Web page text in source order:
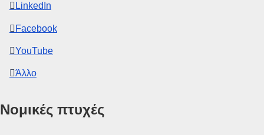
LinkedIn
Facebook
YouTube
Άλλο
Νομικές πτυχές